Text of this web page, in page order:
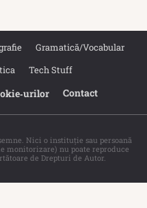
Gramatică/Vocabular
Tech Stuff
Contact
Nici o instituţie sau persoană
monitorizare) nu poate reproduce
de Drepturi de Autor.